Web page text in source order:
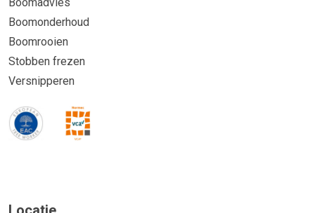
Boomonderhoud
Boomrooien
Stobben frezen
Versnipperen